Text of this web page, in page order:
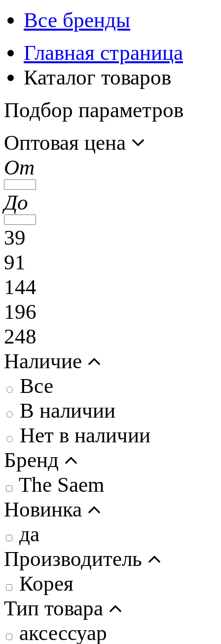
Все бренды
Главная страница
Каталог товаров
Подбор параметров
Оптовая цена
От
До
39
91
144
196
248
Наличие
Все
В наличии
Нет в наличии
Бренд
The Saem
Новинка
да
Производитель
Корея
Тип товара
аксессуар